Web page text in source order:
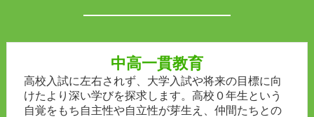
中高一貫教育
高校入試に左右されず、大学入試や将来の目標に向
けたより深い学びを探求します。高校０年生という
自覚をもち自主性や自立性が芽生え、仲間たちとの